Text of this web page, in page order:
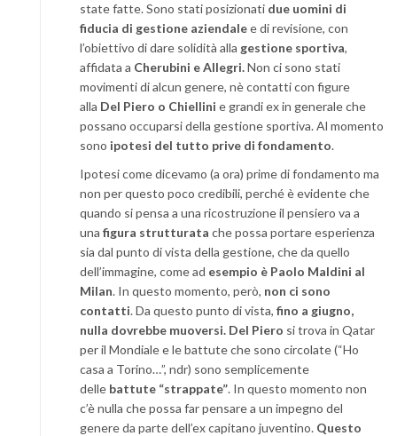
state fatte. Sono stati posizionati due uomini di
fiducia di gestione aziendalee di revisione, con
l’obiettivo di dare solidità alla gestione sportiva,
affidata a Cherubini e Allegri.Non ci sono stati
movimenti di alcun genere, nè contatti con figure
alla Del Piero o Chiellini e grandi ex in generale che
possano occuparsi della gestione sportiva. Al momento
sono ipotesi del tutto prive di fondamento.
Ipotesi come dicevamo (a ora) prime di fondamento ma
non per questo poco credibili, perché è evidente che
quando si pensa a una ricostruzione il pensiero va a
una figura strutturata che possa portare esperienza
sia dal punto di vista della gestione, che da quello
dell’immagine, come ad esempio è Paolo Maldini al
Milan. In questo momento, però, non ci sono
contatti. Da questo punto di vista, fino a giugno,
nulla dovrebbe muoversi. Del Piero si trova in Qatar
per il Mondiale e le battute che sono circolate (“Ho
casa a Torino…”, ndr) sono semplicemente
delle battute “strappate”. In questo momento non
c’è nulla che possa far pensare a un impegno del
genere da parte dell’ex capitano juventino. Questo